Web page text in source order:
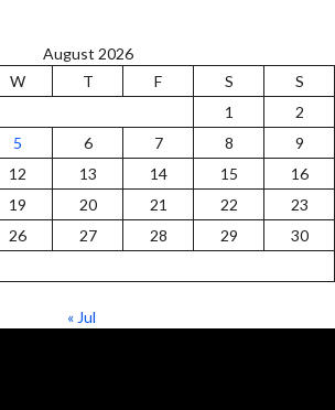
August 2026
W T F S
S
1
2
5 6 7 8
9
12 13 14 15
16
19 20 21 22
23
26 27 28 29
30
« Jul